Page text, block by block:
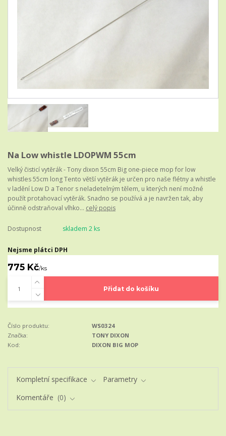
Na Low whistle LDOPWM 55cm
Velký čisticí vytěrák - Tony dixon 55cm Big one-piece mop for low
whistles 55cm long Tento větší vytěrák je určen pro naše flétny a whistle
v ladění Low D a Tenor s neladetelným tělem, u kterých není možné
použít protahovací vytěrák. Snadno se používá a je navržen tak, aby
účinně odstraňoval vlhko... celý popis
Dostupnost skladem 2 ks
Nejsme plátci DPH
775 Kč/ks
Přidat do košíku
Číslo produktu:
WS0324
Značka:
TONY DIXON
Kod:
DIXON BIG MOP
Kompletní specifikace
Parametry
Komentáře
0